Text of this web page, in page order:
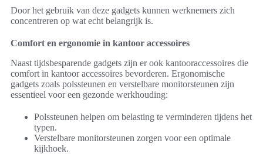
Door het gebruik van deze gadgets kunnen werknemers zich
concentreren op wat echt belangrijk is.
Comfort en ergonomie in kantoor accessoires
Naast tijdsbesparende gadgets zijn er ook kantooraccessoires die
comfort in kantoor accessoires bevorderen. Ergonomische
gadgets zoals polssteunen en verstelbare monitorsteunen zijn
essentieel voor een gezonde werkhouding:
Polssteunen helpen om belasting te verminderen tijdens het
typen.
Verstelbare monitorsteunen zorgen voor een optimale
kijkhoek.